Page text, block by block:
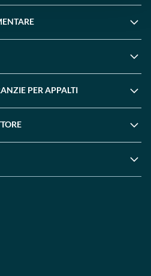
PER APPALTI